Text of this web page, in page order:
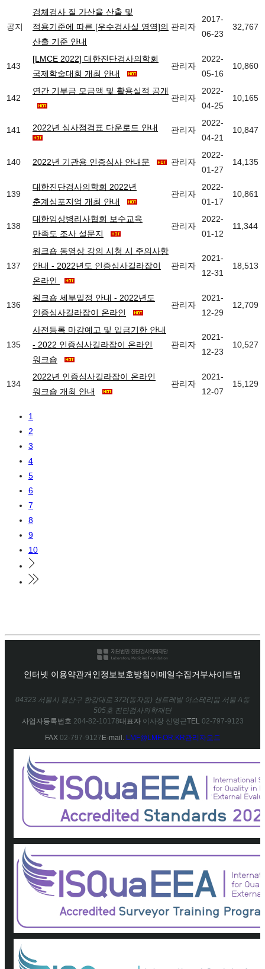
공지
검체검사 질 가산율 산출 및
적용기준에 따른 [우수검사실 영역]의
산출 기준 안내
관리자
2017-
06-23
32,767
143
[LMCE 2022] 대한진단검사의학회
국제학술대회 개최 안내
관리자
2022-
05-16
10,860
142
연간 기부금 모금액 및 활용실적 공개
관리자
2022-
04-25
10,165
141 2022년 심사점검표 다운로드 안내 관리자
2022-
04-21
10,847
140 2022년 기관용 인증심사 안내문 관리자
2022-
01-27
14,135
139
대한진단검사의학회 2022년
춘계심포지엄 개최 안내
관리자
2022-
01-17
10,861
138
대한임상병리사협회 보수교육
만족도 조사 설문지
관리자
2022-
01-12
11,344
137
워크숍 동영상 강의 시청 시 주의사항
안내 - 2022년도 인증심사길라잡이
온라인
관리자
2021-
12-31
18,513
136
워크숍 세부일정 안내 - 2022년도
인증심사길라잡이 온라인
관리자
2021-
12-29
12,709
135
사전등록 마감예고 및 입금기한 안내
- 2022 인증심사길라잡이 온라인
워크숍
관리자
2021-
12-23
10,527
134
2022년 인증심사길라잡이 온라인
워크숍 개최 안내
관리자
2021-
12-07
15,129
1
2
3
4
5
6
7
8
9
10
인터넷 이용약관개인정보보호방침이메일수집거부사이트맵
04323 서울시 용산구 한강대로 372(동자동) 센트레빌 아스테리움 서울 A동
505호 진단검사의학재단
사업자등록번호 204-82-10178대표자이사장 신명근TEL 02-797-9123
FAX 02-797-9127E-mail. LMF@LMF.OR.KR관리자모드